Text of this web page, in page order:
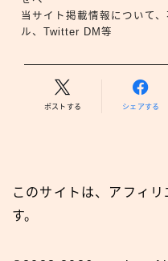
当サイト掲載情報について
ル、Twitter DM等
ポストする シェアする
このサイトは、アフィ
す。